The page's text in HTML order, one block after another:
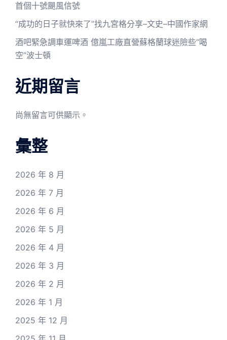
首個十號颶風信號
“成功的日子就快來了”找九宮格分享–文史–中國作家網
酒吧緊急調車運啤酒 億嵐工廠直營蘇格蘭球迷險些“喝
空”波士頓
近期留言
尚無留言可供顯示。
彙整
2026 年 8 月
2026 年 7 月
2026 年 6 月
2026 年 5 月
2026 年 4 月
2026 年 3 月
2026 年 2 月
2026 年 1 月
2025 年 12 月